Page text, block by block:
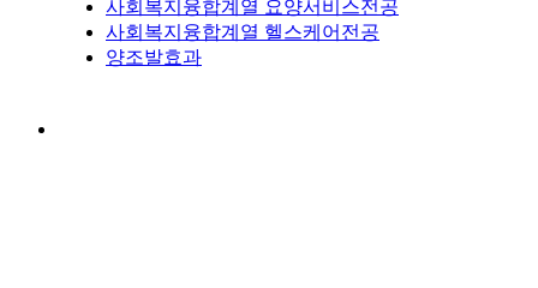
사회복지융합계열 요양서비스전공
사회복지융합계열 헬스케어전공
양조발효과